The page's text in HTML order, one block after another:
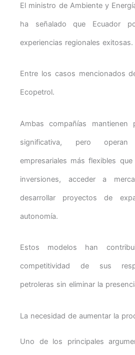
El ministro de Ambiente y
ha señalado que Ecuador
experiencias regionales exitosas.
Entre los casos mencionados
Ecopetrol.
Ambas compañías mantienen
significativa, pero
empresariales más flexibles
inversiones, acceder a
desarrollar proyectos de
autonomía.
Estos modelos han
competitividad de sus
petroleras sin eliminar la
La necesidad de aumentar la
Uno de los principales